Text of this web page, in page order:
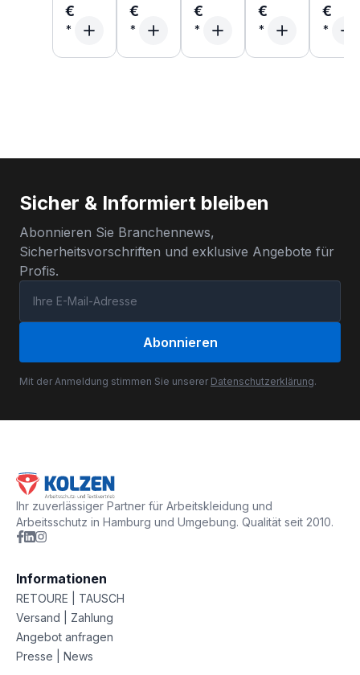
€ € €
€
€
Sicher & Informiert bleiben
Abonnieren Sie Branchennews,
Sicherheitsvorschriften und exklusive Angebote für
Profis.
Abonnieren
Mit der Anmeldung stimmen Sie unserer Datenschutzerklärung.
Ihr zuverlässiger Partner für Arbeitskleidung und
Arbeitsschutz in Hamburg und Umgebung. Qualität seit 2010.
Informationen
RETOURE | TAUSCH
Versand | Zahlung
Angebot anfragen
Presse | News